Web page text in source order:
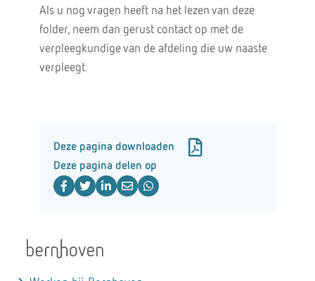
Als u nog vragen heeft na het lezen van deze
folder, neem dan gerust contact op met de
verpleegkundige van de afdeling die uw naaste
verpleegt.
Deze pagina downloaden
Deze pagina delen op